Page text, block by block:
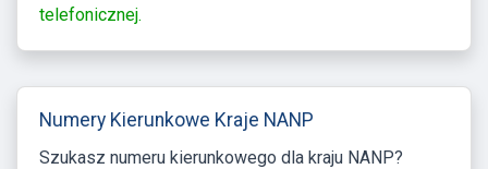
telefonicznej.
Numery Kierunkowe Kraje NANP
Szukasz numeru kierunkowego dla kraju NANP?